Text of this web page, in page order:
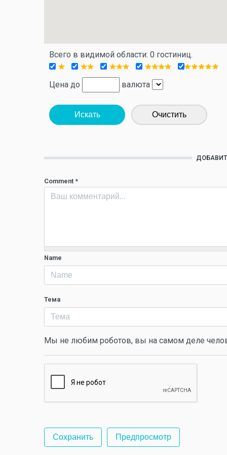
Всего в видимой области: 0 гостиниц.
Цена до валюта
Искать Очистить
Comment *
Name
Тема
Мы не любим роботов, вы на самом деле